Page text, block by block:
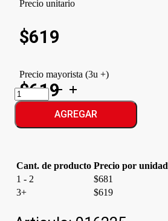
Precio unitario
$619
Precio mayorista (3u +)
$619
HEROE
LAVANDINA
TRADIC.
AGREGAR
Cant. de producto Precio por unidad
1 - 2
$681
3+
$619